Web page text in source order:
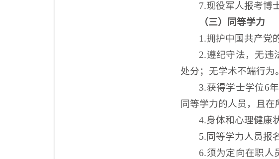
7.现役军人报考博
（三）同等学力
1.拥护中国共产党
2.遵纪守法，无违
处分；无学术不端行为。
3.获得学士学位6
同等学力的人员 ，且在
4.身体和心理健康
5.同等学力人员报
6.须为定向在职人